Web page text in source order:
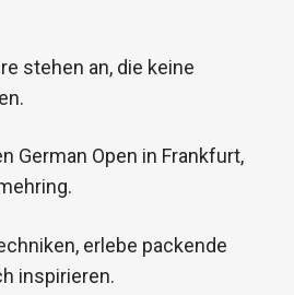
stehen an, die keine
German Open in Frankfurt,
erlebe packende
inspirieren.